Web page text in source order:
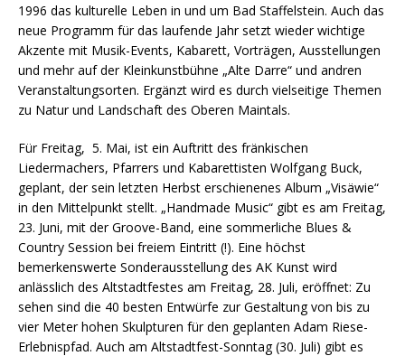
1996 das kulturelle Leben in und um Bad Staffelstein. Auch das
neue Programm für das laufende Jahr setzt wieder wichtige
Akzente mit Musik-Events, Kabarett, Vorträgen, Ausstellungen
und mehr auf der Kleinkunstbühne „Alte Darre“ und andren
Veranstaltungsorten. Ergänzt wird es durch vielseitige Themen
zu Natur und Landschaft des Oberen Maintals.
Für Freitag, 5. Mai, ist ein Auftritt des fränkischen
Liedermachers, Pfarrers und Kabarettisten Wolfgang Buck,
geplant, der sein letzten Herbst erschienenes Album „Visäwie“
in den Mittelpunkt stellt. „Handmade Music“ gibt es am Freitag,
23. Juni, mit der Groove-Band, eine sommerliche Blues &
Country Session bei freiem Eintritt (!). Eine höchst
bemerkenswerte Sonderausstellung des AK Kunst wird
anlässlich des Altstadtfestes am Freitag, 28. Juli, eröffnet: Zu
sehen sind die 40 besten Entwürfe zur Gestaltung von bis zu
vier Meter hohen Skulpturen für den geplanten Adam Riese-
Erlebnispfad. Auch am Altstadtfest-Sonntag (30. Juli) gibt es